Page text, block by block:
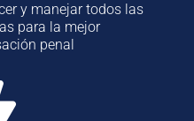
y manejar todos las
para la mejor
penal